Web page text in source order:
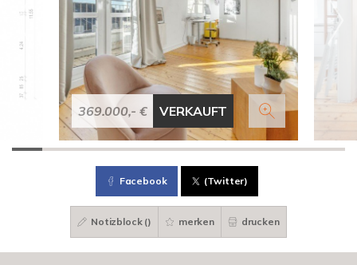
369.000,- € VERKAUFT
Facebook (Twitter)
Notizblock () merken drucken